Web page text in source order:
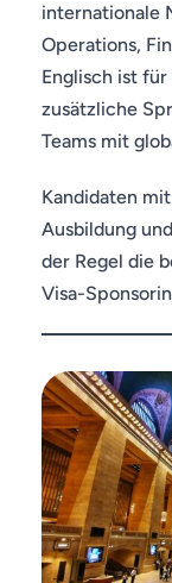
internationale
Operations,
Englisch ist
zusätzliche
Teams mit
Kandidaten
Ausbildung
der Regel die
Visa-